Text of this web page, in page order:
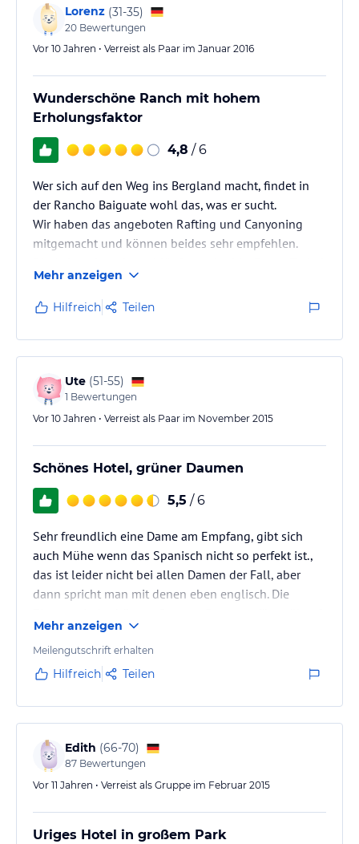
Lorenz (31-35)
20 Bewertungen
Vor 10 Jahren • Verreist als Paar im Januar 2016
Wunderschöne Ranch mit hohem
Erholungsfaktor
4,8 / 6
Wer sich auf den Weg ins Bergland macht, findet in
der Rancho Baiguate wohl das, was er sucht.
Wir haben das angeboten Rafting und Canyoning
mitgemacht und können beides sehr empfehlen.
kommt jeweils auf, wenn die Pauschalurlauber fürs
Rafting an-& abreisen.
Das Essen ist hevorragend - unbedingt die frittierten
Kochbananen probieren!
Wir hatten ein Zimmer mit Terasse, auf der eine
Hängematte aufgespannt war. Darin nachts den
Geräuschen der Natur zu lauschen…
Mehr anzeigen
Hilfreich Teilen
Ute (51-55)
1 Bewertungen
Vor 10 Jahren • Verreist als Paar im November 2015
Schönes Hotel, grüner Daumen
5,5 / 6
Sehr freundlich eine Dame am Empfang, gibt sich
auch Mühe wenn das Spanisch nicht so perfekt ist.,
das ist leider nicht bei allen Damen der Fall, aber
dann spricht man mit denen eben englisch. Die
Kingsize Betten, Ventilator, WLAN, Terrasse und
Hängematte. Die Zimmer sind sauber, werden tgl.
gereinigt. Kleine Farbreste zeugen von der kürzlich
reichlich, Kaffee und Tee sowie Wasser stehen den
Gästen den ganzen Tag…
Mehr anzeigen
Meilengutschrift erhalten
Hilfreich Teilen
Edith (66-70)
87 Bewertungen
Vor 11 Jahren • Verreist als Gruppe im Februar 2015
Uriges Hotel in großem Park